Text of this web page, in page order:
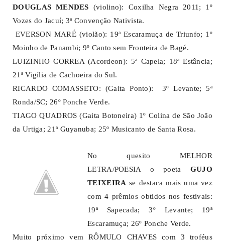
DOUGLAS MENDES (violino): Coxilha Negra 2011; 1º
Vozes do Jacuí; 3ª Convenção Nativista.
EVERSON MARÉ (violão): 19ª Escaramuça de Triunfo; 1º
Moinho de Panambi; 9º Canto sem Fronteira de Bagé.
LUIZINHO CORREA (Acordeon): 5ª Capela; 18ª Estância;
21ª Vigília de Cachoeira do Sul.
RICARDO COMASSETO: (Gaita Ponto): 3º Levante; 5ª
Ronda/SC; 26º Ponche Verde.
TIAGO QUADROS (Gaita Botoneira) 1º Colina de São João
da Urtiga; 21ª Guyanuba; 25º Musicanto de Santa Rosa.
No quesito MELHOR
LETRA/POESIA o poeta GUJO
TEIXEIRA se destaca mais uma vez
com 4 prêmios obtidos nos festivais:
19ª Sapecada; 3º Levante; 19ª
Escaramuça; 26º Ponche Verde.
Muito próximo vem RÔMULO CHAVES com 3 troféus